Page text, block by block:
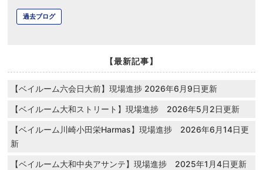
過去ブログ
【最新記事】
【ベイルーム六会日大前】現場進捗 2026年6月9日更新
【ベイルーム大和ストリート】現場進捗 2026年5月2日更新
【ベイルーム川崎小田栄Harmas】現場進捗 2026年6月14日更
新
【ベイルーム大和中央アサンテ】現場進捗 2025年1月4日更新